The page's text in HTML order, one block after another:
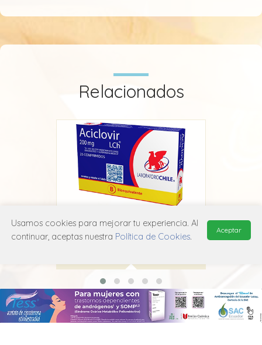
Relacionados
Aciclovir Chile
Usamos cookies para mejorar tu experiencia. Al
continuar, aceptas nuestra Política de Cookies.
Aceptar